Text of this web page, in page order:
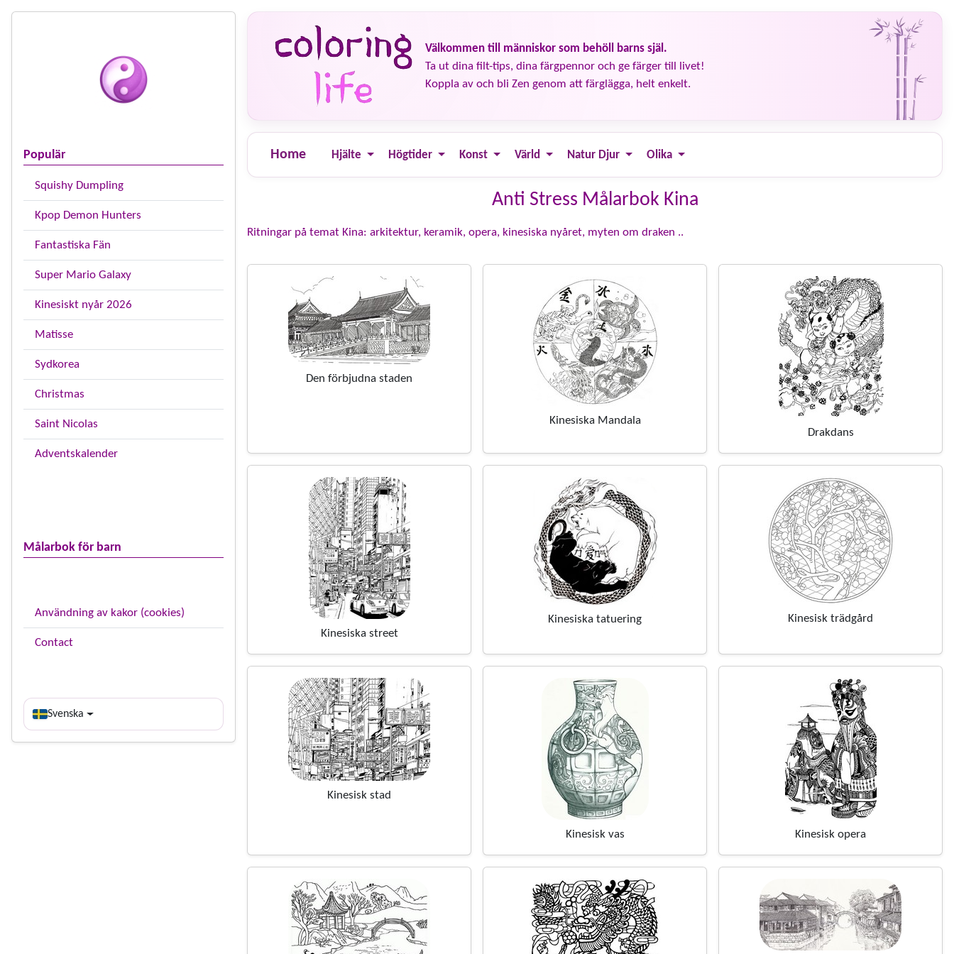
Populär
Squishy Dumpling
Kpop Demon Hunters
Fantastiska Fän
Super Mario Galaxy
Kinesiskt nyår 2026
Matisse
Sydkorea
Christmas
Saint Nicolas
Adventskalender
Målarbok för barn
Användning av kakor (cookies)
Contact
Svenska
Välkommen till människor som behöll barns själ.
Ta ut dina filt-tips, dina färgpennor och ge färger till livet!
Koppla av och bli Zen genom att färglägga, helt enkelt.
Home Hjälte Högtider Konst Värld Natur Djur Olika
Anti Stress Målarbok Kina
Ritningar på temat Kina: arkitektur, keramik, opera, kinesiska nyåret, myten om draken ..
Den förbjudna staden
Kinesiska Mandala
Drakdans
Kinesiska street
Kinesiska tatuering Kinesisk trädgård
Kinesisk stad
Kinesisk vas Kinesisk opera